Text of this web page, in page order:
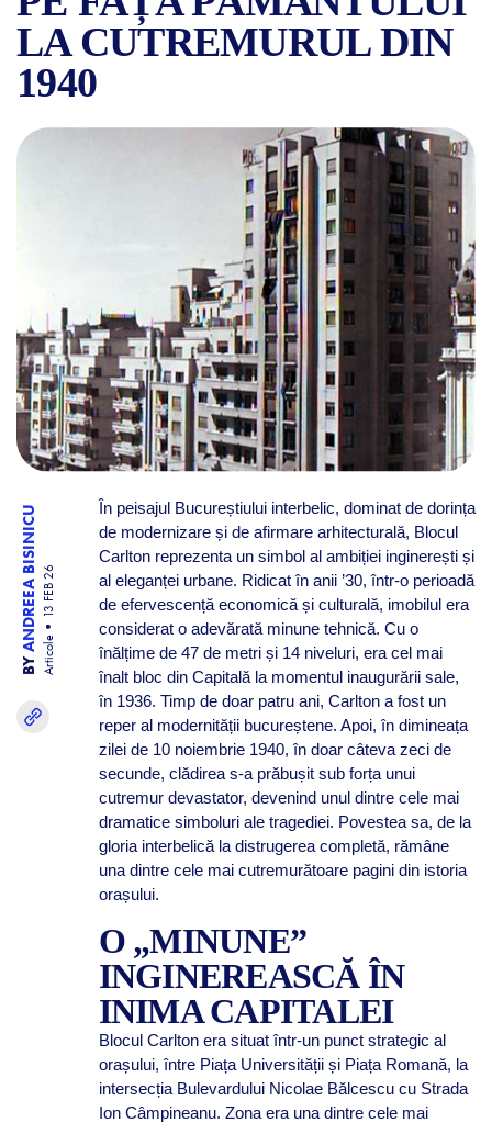
LA CUTREMURUL DIN
1940
ISTORIA BLOCULUI
BY
ANDREEA BISINICU
Articole
13 FEB 26
În peisajul Bucureștiului interbelic, dominat de dorința
de modernizare și de afirmare arhitecturală, Blocul
Carlton reprezenta un simbol al ambiției inginerești și
al eleganței urbane. Ridicat în anii ’30, într-o perioadă
de efervescență economică și culturală, imobilul era
considerat o adevărată minune tehnică. Cu o
înălțime de 47 de metri și 14 niveluri, era cel mai
înalt bloc din Capitală la momentul inaugurării sale,
în 1936. Timp de doar patru ani, Carlton a fost un
reper al modernității bucureștene. Apoi, în dimineața
zilei de 10 noiembrie 1940, în doar câteva zeci de
secunde, clădirea s-a prăbușit sub forța unui
cutremur devastator, devenind unul dintre cele mai
dramatice simboluri ale tragediei. Povestea sa, de la
gloria interbelică la distrugerea completă, rămâne
una dintre cele mai cutremurătoare pagini din istoria
orașului.
O „MINUNE”
INGINEREASCĂ ÎN
INIMA CAPITALEI
Blocul Carlton era situat într-un punct strategic al
orașului, între Piața Universității și Piața Romană, la
intersecția Bulevardului Nicolae Bălcescu cu Strada
Ion Câmpineanu. Zona era una dintre cele mai